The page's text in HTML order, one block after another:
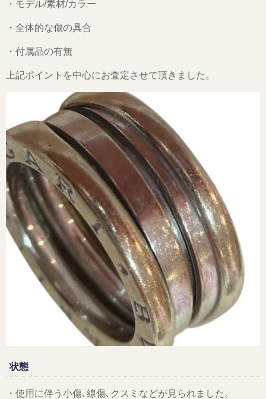
・モデル/素材/カラー
・全体的な傷の具合
・付属品の有無
上記ポイントを中心にお査定させて頂きました。
状態
・使用に伴う小傷､線傷､クスミなどが見られました。